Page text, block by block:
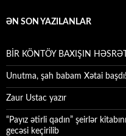
ƏN SON YAZILANLAR
BİR KÖNTÖY BAXIŞIN
Unutma, şah babam Xətai başdı!
Zaur Ustac yazır
“Payız ətirli qadın” şeirlər
gecəsi keçirilib